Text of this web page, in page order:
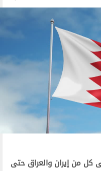
كل من إيران والعراق حتى